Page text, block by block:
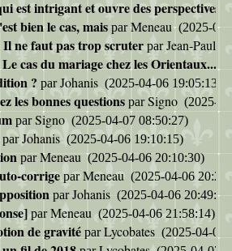
est intrigant et ouvre des perspectives
bien le cas, mais parMeneau(2025-04-
Il ne faut pas trop scruterparJean-Paul
Le cas du mariage chez les Orientaux...
? parJohanis (2025-04-06 19:05:13)
les bonnes questions parSigno (2025-
parSigno (2025-04-07 08:50:27)
parJohanis (2025-04-06 19:10:15)
parMeneau(2025-04-06 20:10:30)
corrige parMeneau (2025-04-06
parJohanis (2025-04-06
parMeneau (2025-04-06 21:58:14)
de gravité parLycobates (2025-04-06